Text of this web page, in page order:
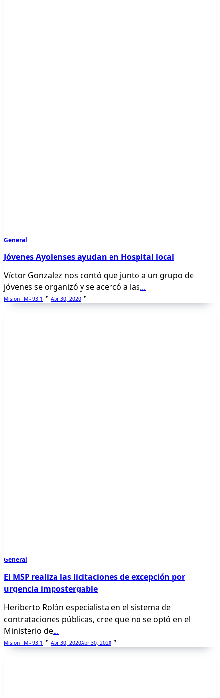
General
Jóvenes Ayolenses ayudan en Hospital local
Víctor Gonzalez nos contó que junto a un grupo de
jóvenes se organizó y se acercó a las...
Mision FM - 93.1 Abr 30, 2020
General
El MSP realiza las licitaciones de excepción por
urgencia impostergable
Heriberto Rolón especialista en el sistema de
contrataciones públicas, cree que no se optó en el
Ministerio de...
Mision FM - 93.1 Abr 30, 2020Abr 30, 2020